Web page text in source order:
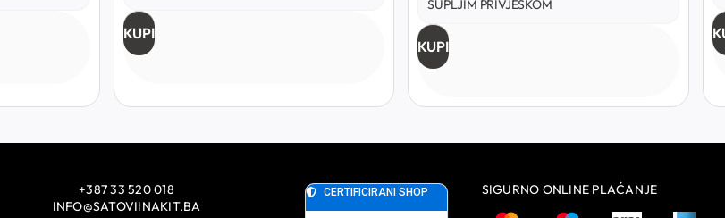
KUPI
ŠUPLJIM PRIVJESKOM
KUPI
+387 33 520 018
INFO@SATOVIINAKIT.BA
SIGURNO ONLINE PLAĆANJE